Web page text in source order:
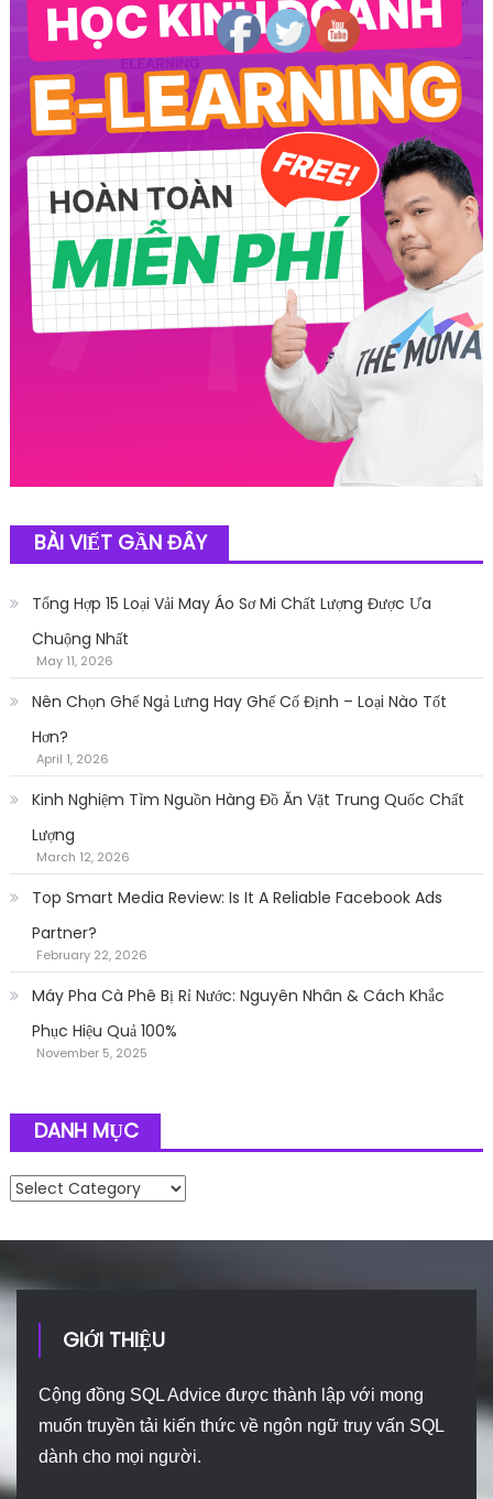
BÀI VIẾT GẦN ĐÂY
Tổng Hợp 15 Loại Vải May Áo Sơ Mi Chất Lượng Được Ưa
Chuộng Nhất
May 11, 2026
Nên Chọn Ghế Ngả Lưng Hay Ghế Cố Định – Loại Nào Tốt
Hơn?
April 1, 2026
Kinh Nghiệm Tìm Nguồn Hàng Đồ Ăn Vặt Trung Quốc Chất
Lượng
March 12, 2026
Top Smart Media Review: Is It A Reliable Facebook Ads
Partner?
February 22, 2026
Máy Pha Cà Phê Bị Rỉ Nước: Nguyên Nhân & Cách Khắc
Phục Hiệu Quả 100%
November 5, 2025
DANH MỤC
Danh mục
GIỚI THIỆU
Cộng đồng SQL Advice được thành lập với mong
muốn truyền tải kiến thức về ngôn ngữ truy vấn SQL
dành cho mọi người.